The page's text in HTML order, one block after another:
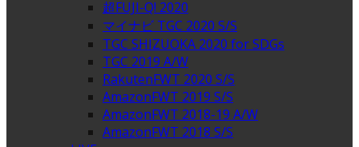
超FUJI-Q! 2020
マイナビ TGC 2020 S/S
TGC SHIZUOKA 2020 for SDGs
TGC 2019 A/W
RakutenFWT 2020 S/S
AmazonFWT 2019 S/S
AmazonFWT 2018-19 A/W
AmazonFWT 2018 S/S